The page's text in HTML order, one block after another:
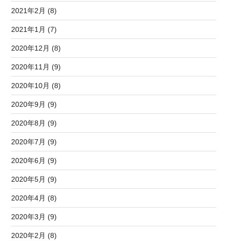
2021年2月 (8)
2021年1月 (7)
2020年12月 (8)
2020年11月 (9)
2020年10月 (8)
2020年9月 (9)
2020年8月 (9)
2020年7月 (9)
2020年6月 (9)
2020年5月 (9)
2020年4月 (8)
2020年3月 (9)
2020年2月 (8)